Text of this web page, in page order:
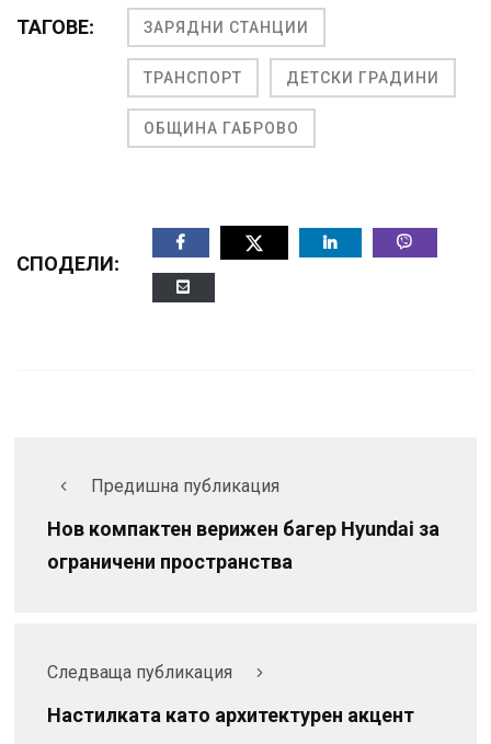
ТАГОВЕ: ЗАРЯДНИ СТАНЦИИ
ТРАНСПОРТ ДЕТСКИ ГРАДИНИ
ОБЩИНА ГАБРОВО
СПОДЕЛИ:
Предишна публикация
Нов компактен верижен багер Hyundai за
ограничени пространства
Следваща публикация
Настилката като архитектурен акцент